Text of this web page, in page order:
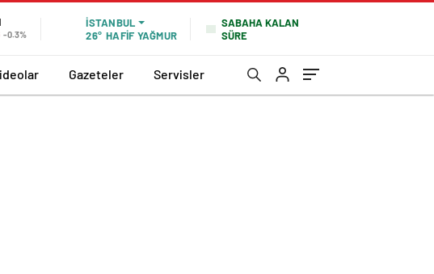
-0.3%
İSTANBUL
26° HAFİF YAĞMUR
SABAHA KALAN
SÜRE
Gazeteler Servisler